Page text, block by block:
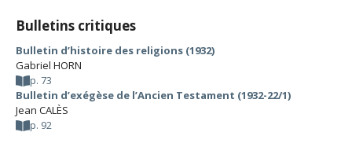
Bulletins critiques
Bulletin d’histoire des religions (1932)
Gabriel HORN
p. 73
Bulletin d’exégèse de l’Ancien Testament (1932-22/1)
Jean CALÈS
p. 92